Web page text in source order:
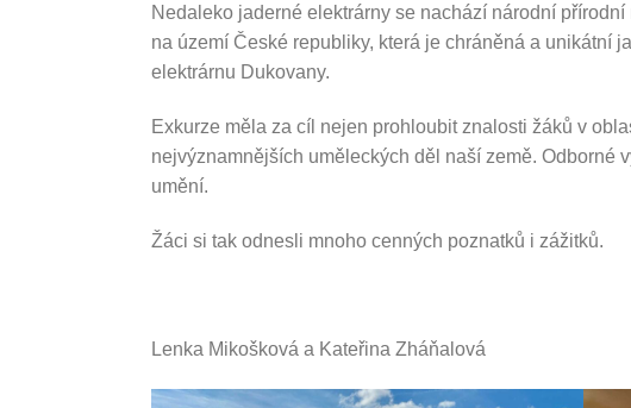
Nedaleko jaderné elektrárny se nachází národní
na území České republiky, která je chráněná a unikátní
elektrárnu Dukovany.
Exkurze měla za cíl nejen prohloubit znalosti žáků v
nejvýznamnějších uměleckých děl naší země. Odborné
umění.
Žáci si tak odnesli mnoho cenných poznatků i zážitků.
Lenka Mikošková a Kateřina Zháňalová